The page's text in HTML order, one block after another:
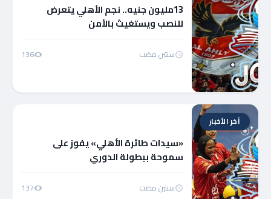
13مليون جنيه.. نجم الأهلي يتعرض
للنصب ويستغيث بالأمن
سنتين مضت 136
آخر الأخبار
«سيدات طائرة الأهلي» يفوز على
سموحة ببطولة الدوري
سنتين مضت 137